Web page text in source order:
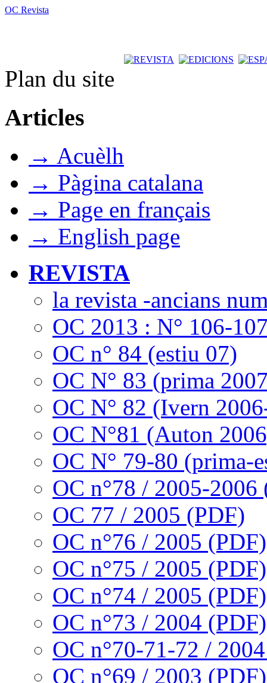
OC Revista
Plan du site
Articles
→ Acuèlh
→ Pàgina catalana
→ Page en français
→ English page
REVISTA
la revista -ancians
OC 2013 : N° 106-
OC n° 84 (estiu 07)
OC N° 83 (prima
OC N° 82 (Ivern
OC N°81 (Auton
OC N° 79-80 (prima-
OC n°78 / 2005-2006
OC 77 / 2005 (PDF)
OC n°76 / 2005 (PDF)
OC n°75 / 2005 (PDF)
OC n°74 / 2005 (PDF)
OC n°73 / 2004 (PDF)
OC n°70-71-72 /
OC n°69 / 2003 (PDF)